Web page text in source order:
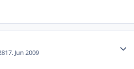
17. Jun 2009